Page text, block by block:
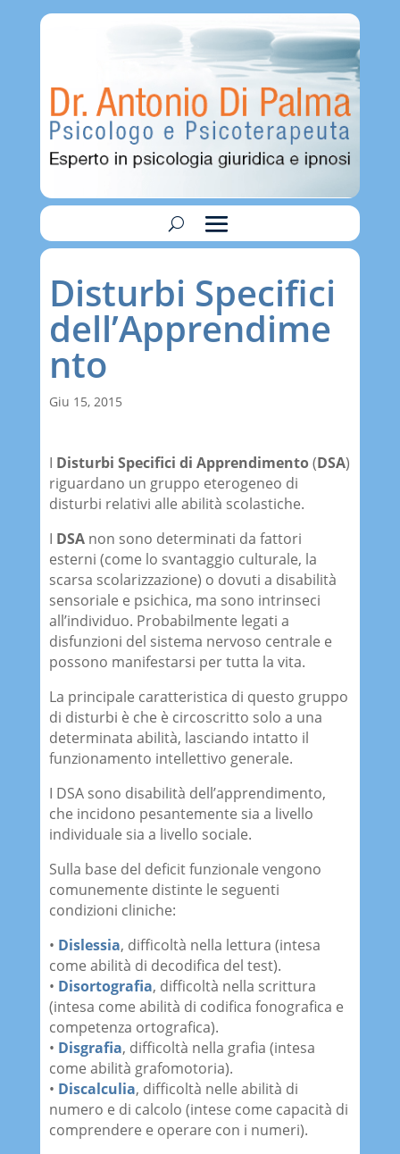
Disturbi Specifici
dell’Apprendime
nto
Giu 15, 2015
I Disturbi Specifici di Apprendimento(DSA)
riguardano un gruppo eterogeneo di
disturbi relativi alle abilità scolastiche.
I DSA non sono determinati da fattori
esterni (come lo svantaggio culturale, la
scarsa scolarizzazione) o dovuti a disabilità
sensoriale e psichica, ma sono intrinseci
all’individuo. Probabilmente legati a
disfunzioni del sistema nervoso centrale e
possono manifestarsi per tutta la vita.
La principale caratteristica di questo gruppo
di disturbi è che è circoscritto solo a una
determinata abilità, lasciando intatto il
funzionamento intellettivo generale.
I DSA sono disabilità dell’apprendimento,
che incidono pesantemente sia a livello
individuale sia a livello sociale.
Sulla base del deficit funzionale vengono
comunemente distinte le seguenti
condizioni cliniche:
• Dislessia, difficoltà nella lettura (intesa
come abilità di decodifica del test).
• Disortografia, difficoltà nella scrittura
(intesa come abilità di codifica fonografica e
competenza ortografica).
• Disgrafia, difficoltà nella grafia (intesa
come abilità grafomotoria).
• Discalculia, difficoltà nelle abilità di
numero e di calcolo (intese come capacità di
comprendere e operare con i numeri).